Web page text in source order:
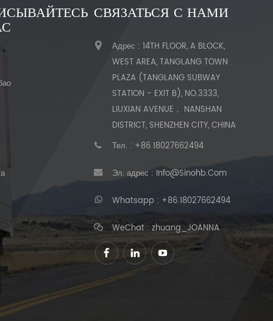
СВЯЗАТЬСЯ С НАМИ
Адрес : 14TH FLOOR, A BLOCK,
WEST AREA, TANGLANG TOWN
PLAZA (TANGLANG SUBWAY
STATION - EXIT B), NO.3333,
LIUXIAN AVENUE， NANSHAN
DISTRICT, SHENZHEN CITY, CHINA
Тел. : +86 18027662494
Эл. адрес : Info@sinohb.com
Whatsapp : +86 18027662494
WeChat : zhuang_JOANNA